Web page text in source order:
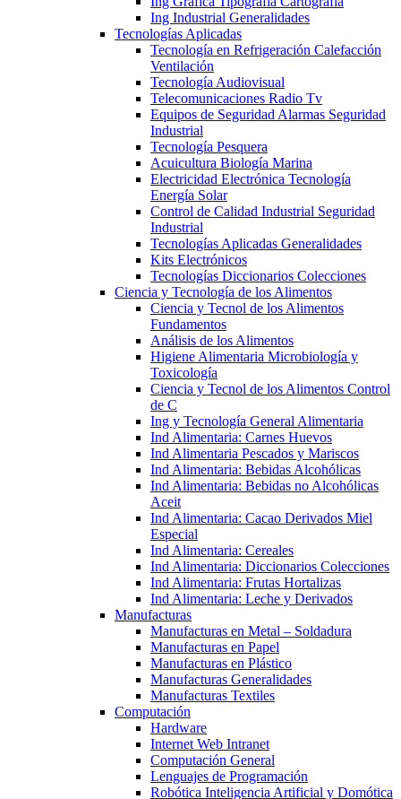
Ing Industrial Generalidades
Tecnologías Aplicadas
Tecnología en Refrigeración Calefacción
Ventilación
Tecnología Audiovisual
Telecomunicaciones Radio Tv
Equipos de Seguridad Alarmas Seguridad
Industrial
Tecnología Pesquera
Acuicultura Biología Marina
Electricidad Electrónica Tecnología
Energía Solar
Control de Calidad Industrial Seguridad
Industrial
Tecnologías Aplicadas Generalidades
Kits Electrónicos
Tecnologías Diccionarios Colecciones
Ciencia y Tecnología de los Alimentos
Ciencia y Tecnol de los Alimentos
Fundamentos
Análisis de los Alimentos
Higiene Alimentaria Microbiología y
Toxicología
Ciencia y Tecnol de los Alimentos Control
de C
Ing y Tecnología General Alimentaria
Ind Alimentaria: Carnes Huevos
Ind Alimentaria Pescados y Mariscos
Ind Alimentaria: Bebidas Alcohólicas
Ind Alimentaria: Bebidas no Alcohólicas
Aceit
Ind Alimentaria: Cacao Derivados Miel
Especial
Ind Alimentaria: Cereales
Ind Alimentaria: Diccionarios Colecciones
Ind Alimentaria: Frutas Hortalizas
Ind Alimentaria: Leche y Derivados
Manufacturas
Manufacturas en Metal – Soldadura
Manufacturas en Papel
Manufacturas en Plástico
Manufacturas Generalidades
Manufacturas Textiles
Computación
Hardware
Internet Web Intranet
Computación General
Lenguajes de Programación
Robótica Inteligencia Artificial y Domótica